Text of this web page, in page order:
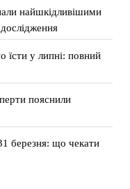
найшкідливішими
їсти у липні: повний
пояснили
березня: що чекати